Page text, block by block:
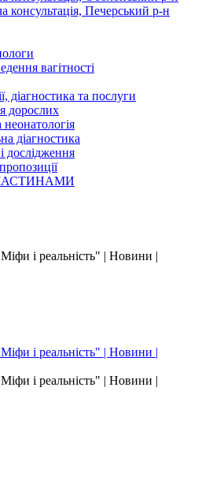
консультація, Печерський р-н
вагітності
діагностика та послуги
дорослих
неонатологія
діагностика
дослідження